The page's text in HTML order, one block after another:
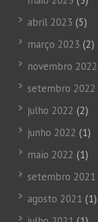
abril 2023 (5)
março 2023 (2)
novembro 2022
setembro 2022
julho 2022 (2)
junho 2022 (1)
maio 2022 (1)
setembro 2021
agosto 2021 (1)